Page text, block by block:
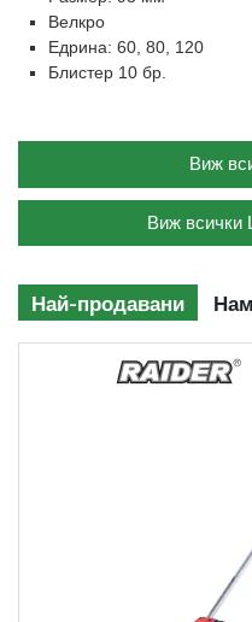
Велкро
Едрина: 60, 80, 120
Блистер 10 бр.
Виж
Виж всички
Най-продавани